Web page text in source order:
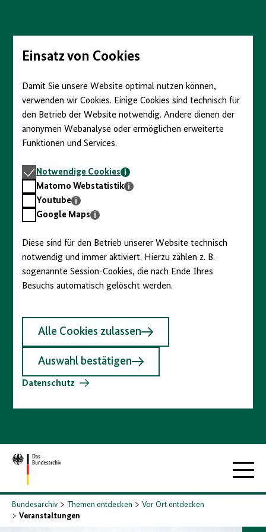
Seiteninhalt
springenEinsatz von Cookies
Damit Sie unsere Website optimal nutzen können,
verwenden wir Cookies. Einige Cookies sind technisch für
den Betrieb der Website notwendig. Andere dienen der
anonymen Webanalyse oder ermöglichen erweiterte
Funktionen und Services.
Notwendige
Cookies
Notwendige Cookies
Matomo
Webstatistik
Matomo Webstatistik
Youtube
Youtube
GoogleGoogle Maps
Diese sind für den Betrieb unserer Website technisch
notwendig und immer aktiviert. Hierzu zählen z. B.
sogenannte Session-Cookies, die nach Ende Ihres
Besuchs automatisch gelöscht werden.
Alle Cookies zulassen
Auswahl bestätigen
Datenschutz
Zur
Startseite
Bundesarchiv Themen entdecken
Vor Ort entdecken
Veranstaltungen